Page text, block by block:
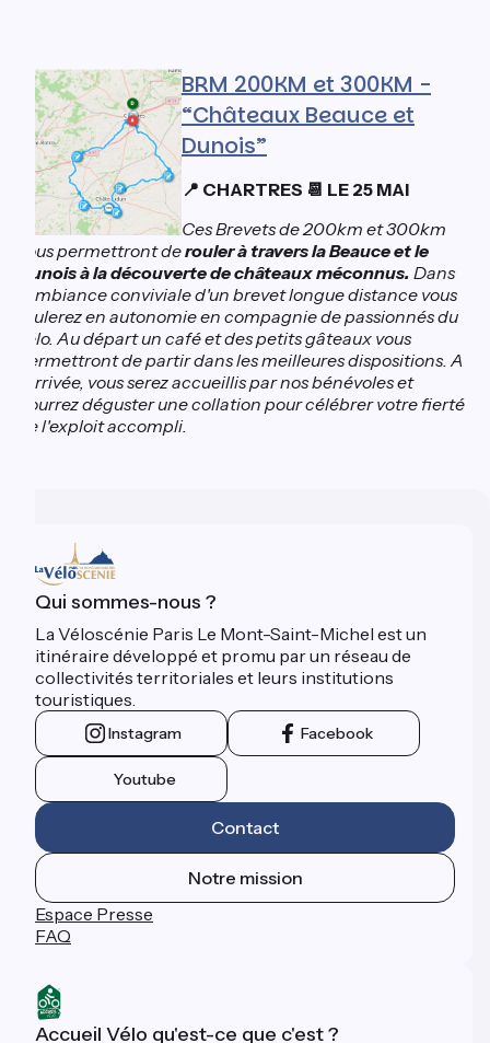
BRM 200KM et 300KM -
“Châteaux Beauce et
Dunois”
📍 CHARTRES 📆 LE 25 MAI
Ces Brevets de 200km et 300km
vous permettront derouler à travers la Beauce et le
Dunois à la découverte de châteaux méconnus. Dans
l'ambiance conviviale d'un brevet longue distance vous
roulerez en autonomie en compagnie de passionnés du
vélo. Au départ un café et des petits gâteaux vous
permettront de partir dans les meilleures dispositions. A
l'arrivée, vous serez accueillis par nos bénévoles et
pourrez déguster une collation pour célébrer votre fierté
de l'exploit accompli.
Qui sommes-nous ?
La Véloscénie Paris Le Mont-Saint-Michel est un
itinéraire développé et promu par un réseau de
collectivités territoriales et leurs institutions
touristiques.
Instagram Facebook
Youtube
Contact
Notre mission
Espace Presse
FAQ
Accueil Vélo qu'est-ce que c'est ?